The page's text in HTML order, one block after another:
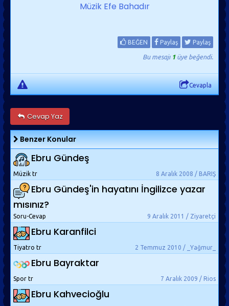
Müzik Efe Bahadır
BEĞEN Paylaş Paylaş
Bu mesajı 1üye beğendi.
Cevapla
Cevap Yaz
Benzer Konular
Ebru Gündeş
8 Aralık 2008 / BARIŞ
Müzik tr
Ebru Gündeş'in hayatını İngilizce yazar
mısınız?
9 Aralık 2011 / Ziyaretçi
Soru-Cevap
Ebru Karanfilci
2 Temmuz 2010 / _Yağmur_
Tiyatro tr
Ebru Bayraktar
7 Aralık 2009 / Rios
Spor tr
Ebru Kahvecioğlu